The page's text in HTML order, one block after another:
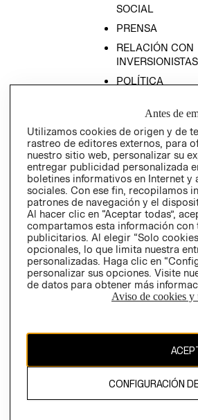
SOCIAL
PRENSA
RELACIÓN CON
INVERSIONISTAS
POLÍTICA
Chile ($)
El contenido de esta página web está
Antes de
Utilizamos cookies de origen y de
rastreo de editores externos, para
nuestro sitio web, personalizar su
entregar publicidad personalizada
boletines informativos en Internet y
sociales. Con ese fin, recopilamos
patrones de navegación y el
Al hacer clic en “Aceptar todas”,
compartamos esta información
publicitarios. Al elegir “Solo
opcionales, lo que limita nuestra
personalizadas. Haga clic en
personalizar sus opciones. Visite
de datos para obtener más
Aviso de cookies y
CONFIGURACIÓN